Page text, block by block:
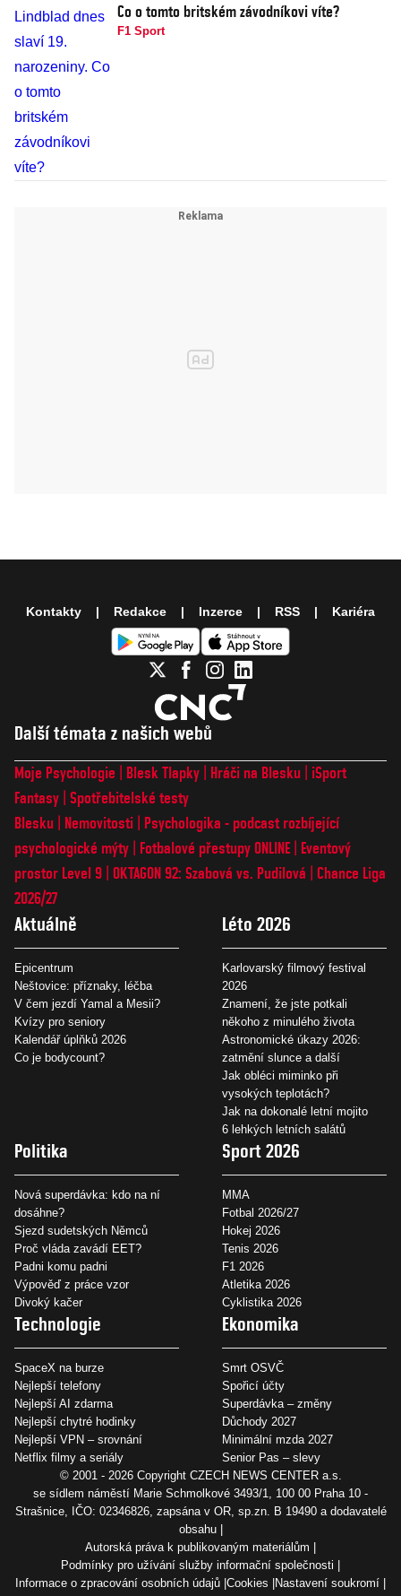
Co o tomto britském závodníkovi víte?
F1 Sport
Další témata z našich webů
Moje Psychologie Blesk Tlapky Hráči na Blesku
iSport
Fantasy Spotřebitelské testy
Blesku
Nemovitosti
Psychologika - podcast rozbíjející
psychologické mýty
Fotbalové přestupy ONLINE
Eventový
prostor Level 9 OKTAGON 92: Szabová vs. Pudilová
Chance Liga
2026/27
Aktuálně
Epicentrum
Neštovice: příznaky, léčba
V čem jezdí Yamal a Mesii?
Kvízy pro seniory
Kalendář úplňků 2026
Co je bodycount?
Léto 2026
Karlovarský filmový festival
2026
Znamení, že jste potkali
někoho z minulého života
Astronomické úkazy 2026:
zatmění slunce a další
Jak obléci miminko při
vysokých teplotách?
Jak na dokonalé letní mojito
6 lehkých letních salátů
Politika
Nová superdávka: kdo na ní
dosáhne?
Sjezd sudetských Němců
Proč vláda zavádí EET?
Padni komu padni
Výpověď z práce vzor
Divoký kačer
Sport 2026
MMA
Fotbal 2026/27
Hokej 2026
Tenis 2026
F1 2026
Atletika 2026
Cyklistika 2026
Technologie
SpaceX na burze
Nejlepší telefony
Nejlepší AI zdarma
Nejlepší chytré hodinky
Nejlepší VPN – srovnání
Netflix filmy a seriály
Ekonomika
Smrt OSVČ
Spořicí účty
Superdávka – změny
Důchody 2027
Minimální mzda 2027
Senior Pas – slevy
Kontakty Redakce Inzerce RSS Kariéra
© 2001 - 2026 Copyright CZECH NEWS CENTER a.s.
se sídlem náměstí Marie Schmolkové 3493/1, 100 00 Praha 10 -
Strašnice, IČO: 02346826, zapsána v OR, sp.zn. B 19490 a dodavatelé
obsahu
Autorská práva k publikovaným materiálům
Podmínky pro užívání služby informační společnosti
Informace o zpracování osobních údajů Cookies
Nastavení soukromí